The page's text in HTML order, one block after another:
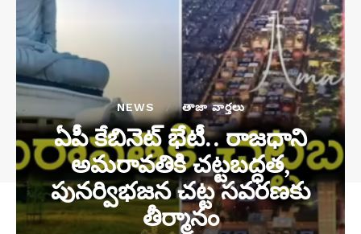
NEWS తాజా వార్తలు
ఏపీ కేబినెట్‌ భేటీ.. రాజధాని
అమరావతికి చట్టబద్ధత,
పునర్విభజన చట్ట సవరణకు
తీర్మానం